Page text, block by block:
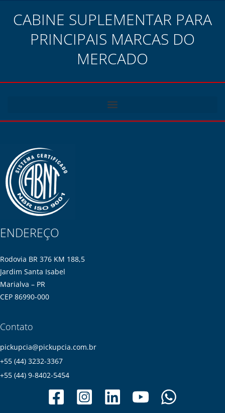
CABINE SUPLEMENTAR PARA
PRINCIPAIS MARCAS DO
MERCADO
ENDEREÇO
Rodovia BR 376 KM 188,5
Jardim Santa Isabel
Marialva – PR
CEP 86990-000
Contato
pickupcia@pickupcia.com.br
+55 (44) 3232-3367
+55 (44) 9-8402-5454